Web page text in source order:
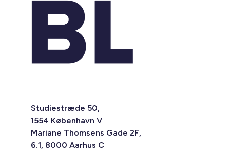
Studiestræde 50,
1554 København V
Mariane Thomsens Gade 2F,
6.1, 8000 Aarhus C